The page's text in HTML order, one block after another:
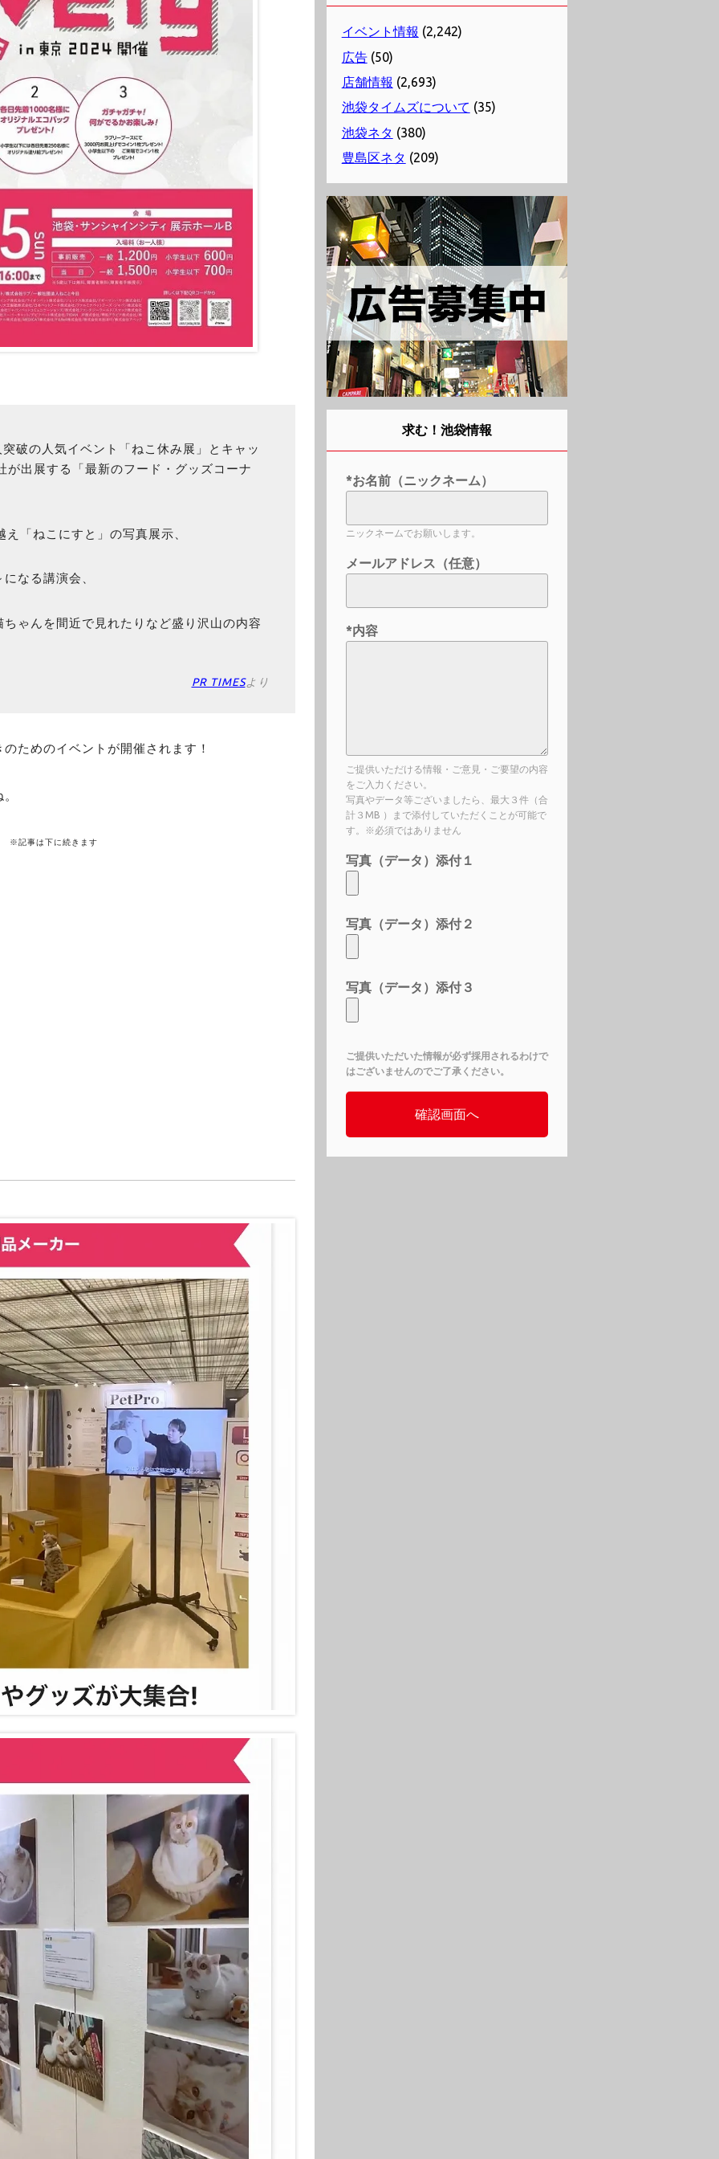
破の人気イベント「ねこ休み展」とキャッ
出展する「最新のフード・グッズコーナ
「ねこにすと」の写真展示、
なる講演会、
ゃんを間近で見れたりなど盛り沢山の内容
PR TIMESより
ためのイベントが開催されます！
※記事は下に続きます
イベント情報 (2,242)
広告(50)
店舗情報 (2,693)
池袋タイムズについて (35)
池袋ネタ (380)
豊島区ネタ (209)
求む！池袋情報
*お名前（ニックネーム）
ニックネームでお願いします。
メールアドレス（任意）
*内容
ご提供いただける情報・ご意見・ご要望の内容
をご入力ください。
写真やデータ等ございましたら、最大３件（合
計３MB ）まで添付していただくことが可能で
す。※必須ではありません
写真（データ）添付１
写真（データ）添付２
写真（データ）添付３
ご提供いただいた情報が必ず採用されるわけで
はございませんのでご了承ください。